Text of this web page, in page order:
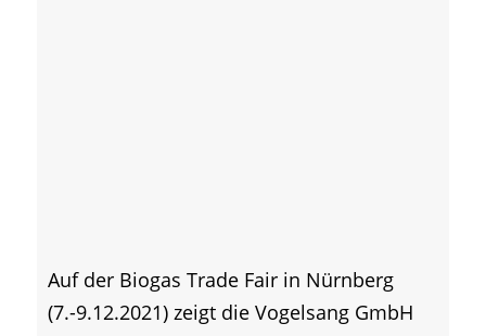
Auf der Biogas Trade Fair in Nürnberg
(7.-9.12.2021) zeigt die Vogelsang GmbH